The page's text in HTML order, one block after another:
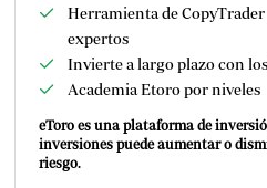
Herramienta de
expertos
Invierte a largo plazo con
Academia Etoro por niveles
eToro es una plataforma de
inversiones puede aumentar o
riesgo.